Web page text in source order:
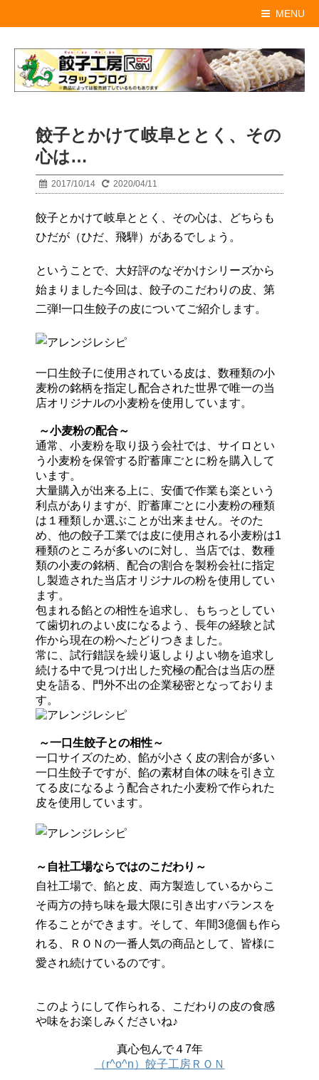
MENU
餃子とかけて岐阜ととく、その
心は…
2017/10/14 2020/04/11
餃子とかけて岐阜ととく、その心は、
どちらも
ひだが（ひだ、飛騨）があるでしょう。
ということで、大好評のなぞかけシリーズから
始まりました今回は、餃子のこだわりの皮、第
二弾!一口生餃子の皮についてご紹介します。
一口生餃子に使用されている皮は、数種類の小
麦粉の銘柄を指定し配合された世界で唯一の当
店オリジナルの小麦粉を使用しています。
～小麦粉の配合～
通常、小麦粉を取り扱う会社では、サイロとい
う小麦粉を保管する貯蓄庫ごとに粉を購入して
います。
大量購入が出来る上に、安価で作業も楽という
利点がありますが、貯蓄庫ごとに小麦粉の種類
は１種類しか選ぶことが出来ません。そのた
め、他の餃子工業では皮に使用される小麦粉は1
種類のところが多いのに対し、当店では、数種
類の小麦の銘柄、配合の割合を製粉会社に指定
し製造された当店オリジナルの粉を使用してい
ます。
包まれる餡との相性を追求し、もちっとしてい
て歯切れのよい皮になるよう、長年の経験と試
作から現在の粉へたどりつきました。
常に、試行錯誤を繰り返しよりよい物を追求し
続ける中で見つけ出した究極の配合は当店の歴
史を語る、門外不出の企業秘密となっておりま
す。
～一口生餃子との相性～
一口サイズのため、餡が小さく皮の割合が多い
一口生餃子ですが、餡の素材自体の味を引き立
てる皮になるよう配合された小麦粉で作られた
皮を使用しています。
～自社工場ならではのこだわり～
自社工場で、餡と皮、両方製造しているからこ
そ両方の持ち味を最大限に引き出すバランスを
作ることができます。そして、年間3億個も作ら
れる、ＲＯＮの一番人気の商品として、皆様に
愛され続けているのです。
このようにして作られる、こだわりの皮の食感
や味をお楽しみくださいね♪
真心包んで４7年
（r^o^n）餃子工房ＲＯＮ